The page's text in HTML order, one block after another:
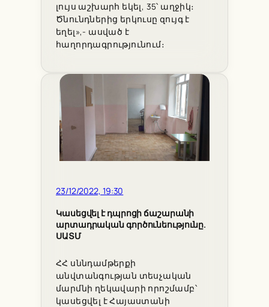
լույս աշխարհ եկել, 35՝ աղջիկ։
Ծնունդներից երկուսը զույգ է
եղել»,- ասված է
հաղորդագրությունում։
23/12/2022, 19:30
Կասեցվել է դպրոցի ճաշարանի
արտադրական գործունեությունը.
ՍԱՏՄ
ՀՀ սննդամթերքի
անվտանգության տեսչական
մարմնի ղեկավարի որոշմամբ՝
կասեցվել է Հայաստանի